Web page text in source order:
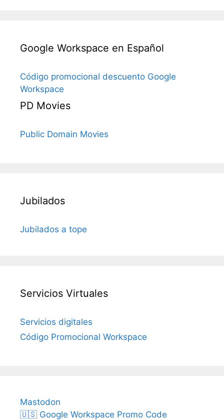
Google Workspace en Español
Código promocional descuento Google
Workspace
PD Movies
Public Domain Movies
Jubilados
Jubilados a tope
Servicios Virtuales
Servicios digitales
Código Promocional Workspace
Mastodon
🇺🇸 Google Workspace Promo Code